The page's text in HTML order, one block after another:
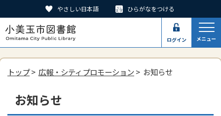
やさしい日本語 ひらがなをつける
ログイン メニュー
トップ> 広報・シティプロモーション> お知らせ
お知らせ